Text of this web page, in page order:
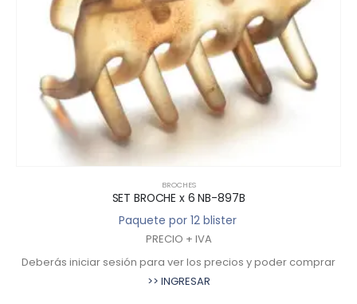
BROCHES
SET BROCHE x 6 NB-897B
Paquete por 12 blister
PRECIO + IVA
Deberás iniciar sesión para ver los precios y poder comprar
>> INGRESAR